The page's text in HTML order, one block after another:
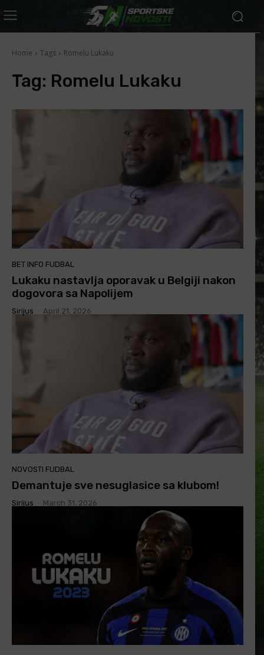
Home Tags Romelu Lukaku
Tag: Romelu Lukaku
BET INFO FUDBAL
Lukaku nastavlja oporavak u Belgiji nakon
dogovora sa Napolijem
Sirijus April 21, 2026
NOVOSTI FUDBAL
Demantuje sve nesuglasice sa klubom!
Sirijus March 31, 2026